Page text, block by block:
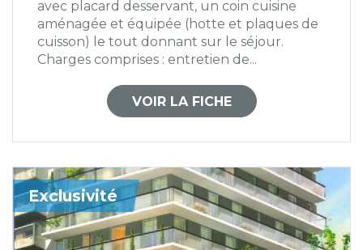
avec placard desservant, un coin cuisine
aménagée et équipée (hotte et plaques de
cuisson) le tout donnant sur le séjour.
Charges comprises : entretien de...
VOIR LA FICHE
Exclusivité